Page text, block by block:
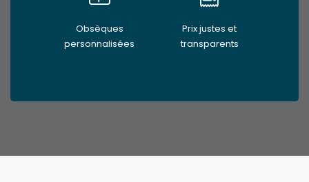
Obsèques
personnalisées
Prix justes et
transparents